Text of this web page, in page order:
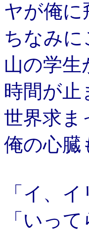
ヤが俺に
ちなみ
山の学
時間が止
世界求ま
俺の心
「イ、イ
「いっ